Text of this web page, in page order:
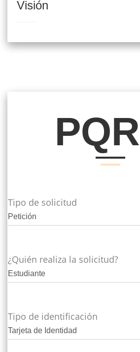
Visión
Tipo de solicitud
¿Quién realiza la solicitud?
Tipo de identificación